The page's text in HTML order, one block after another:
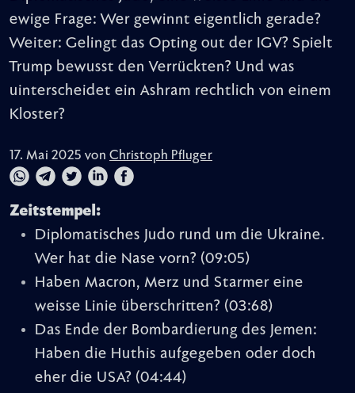
ewige Frage: Wer gewinnt eigentlich gerade?
Weiter: Gelingt das Opting out der IGV? Spielt
Trump bewusst den Verrückten? Und was
uinterscheidet ein Ashram rechtlich von einem
Kloster?
17. Mai 2025 von Christoph Pfluger
Zeitstempel:
Diplomatisches Judo rund um die Ukraine.
Wer hat die Nase vorn? (09:05)
Haben Macron, Merz und Starmer eine
weisse Linie überschritten? (03:68)
Das Ende der Bombardierung des Jemen:
Haben die Huthis aufgegeben oder doch
eher die USA? (04:44)